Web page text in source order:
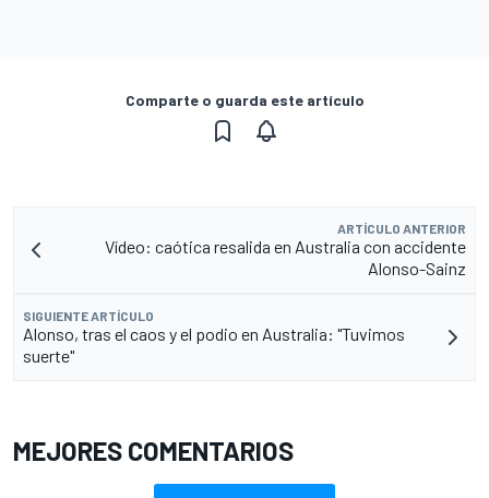
Comparte o guarda este artículo
ARTÍCULO ANTERIOR
Vídeo: caótica resalida en Australia con accidente
Alonso-Sainz
SIGUIENTE ARTÍCULO
Alonso, tras el caos y el podio en Australia: "Tuvimos
suerte"
MEJORES COMENTARIOS